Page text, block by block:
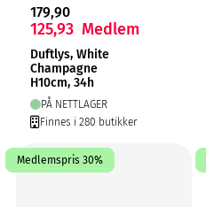
125,93 Medlem
179,90
Duftlys, White
Champagne
H10cm, 34h
PÅ NETTLAGER
Finnes i 280 butikker
Medlemspris 30%